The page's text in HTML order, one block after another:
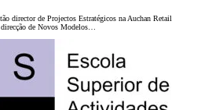
director de Projectos Estratégicos na Auchan Retail
direcção de Novos Modelos…